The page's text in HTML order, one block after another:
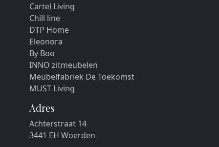
Cartel Living
Chill line
DTP Home
Eleonora
By Boo
INNO zitmeubelen
Meubelfabriek De Toekomst
MUST Living
Adres
Achterstraat 14
3441 EH Woerden